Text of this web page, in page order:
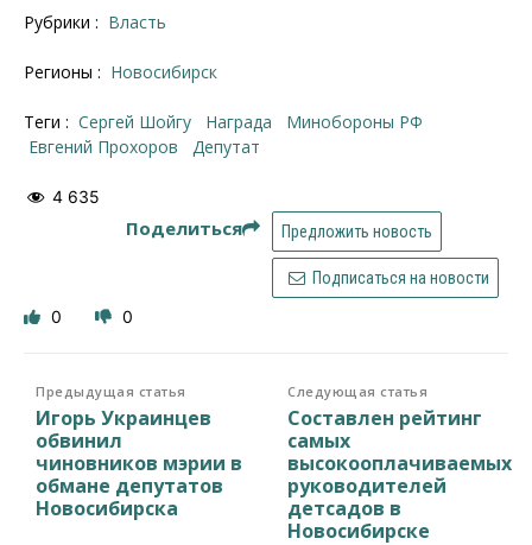
Рубрики : Власть
Регионы : Новосибирск
Теги : Сергей Шойгу награда
Минобороны РФ
Евгений Прохоров
депутат
4 635
Поделиться Предложить новость
Подписаться на новости
0 0
Предыдущая статья
Игорь Украинцев
обвинил
чиновников мэрии в
обмане депутатов
Новосибирска
Следующая статья
Составлен рейтинг
самых
высокооплачиваемых
руководителей
детсадов в
Новосибирске